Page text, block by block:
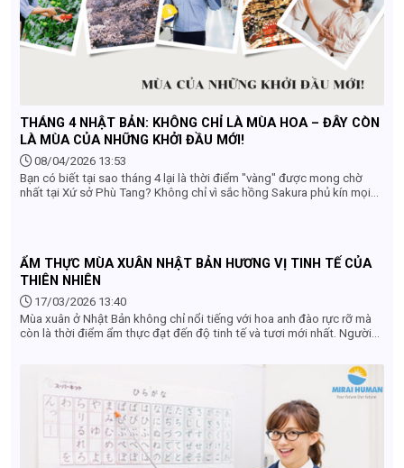
THÁNG 4 NHẬT BẢN: KHÔNG CHỈ LÀ MÙA HOA – ĐÂY CÒN
LÀ MÙA CỦA NHỮNG KHỞI ĐẦU MỚI!
08/04/2026 13:53
Bạn có biết tại sao tháng 4 lại là thời điểm "vàng" được mong chờ
nhất tại Xứ sở Phù Tang? Không chỉ vì sắc hồng Sakura phủ kín mọi
ẨM THỰC MÙA XUÂN NHẬT BẢN HƯƠNG VỊ TINH TẾ CỦA
THIÊN NHIÊN